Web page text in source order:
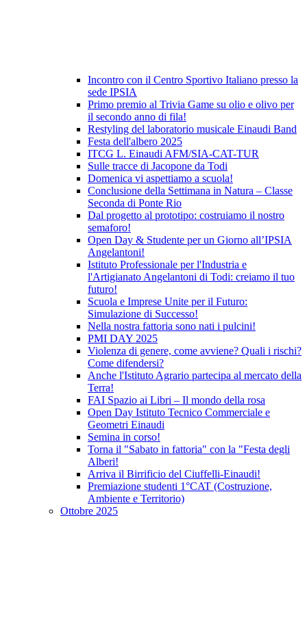
Incontro con il Centro Sportivo Italiano presso la
sede IPSIA
Primo premio al Trivia Game su olio e olivo per
il secondo anno di fila!
Restyling del laboratorio musicale Einaudi Band
Festa dell'albero 2025
ITCG L. Einaudi AFM/SIA-CAT-TUR
Sulle tracce di Jacopone da Todi
Domenica vi aspettiamo a scuola!
Conclusione della Settimana in Natura – Classe
Seconda di Ponte Rio
Dal progetto al prototipo: costruiamo il nostro
semaforo!
Open Day & Studente per un Giorno all’IPSIA
Angelantoni!
Istituto Professionale per l'Industria e
l'Artigianato Angelantoni di Todi: creiamo il tuo
futuro!
Scuola e Imprese Unite per il Futuro:
Simulazione di Successo!
Nella nostra fattoria sono nati i pulcini!
PMI DAY 2025
Violenza di genere, come avviene? Quali i rischi?
Come difendersi?
Anche l'Istituto Agrario partecipa al mercato della
Terra!
FAI Spazio ai Libri – Il mondo della rosa
Open Day Istituto Tecnico Commerciale e
Geometri Einaudi
Semina in corso!
Torna il "Sabato in fattoria" con la "Festa degli
Alberi!
Arriva il Birrificio del Ciuffelli-Einaudi!
Premiazione studenti 1°CAT (Costruzione,
Ambiente e Territorio)
Ottobre 2025